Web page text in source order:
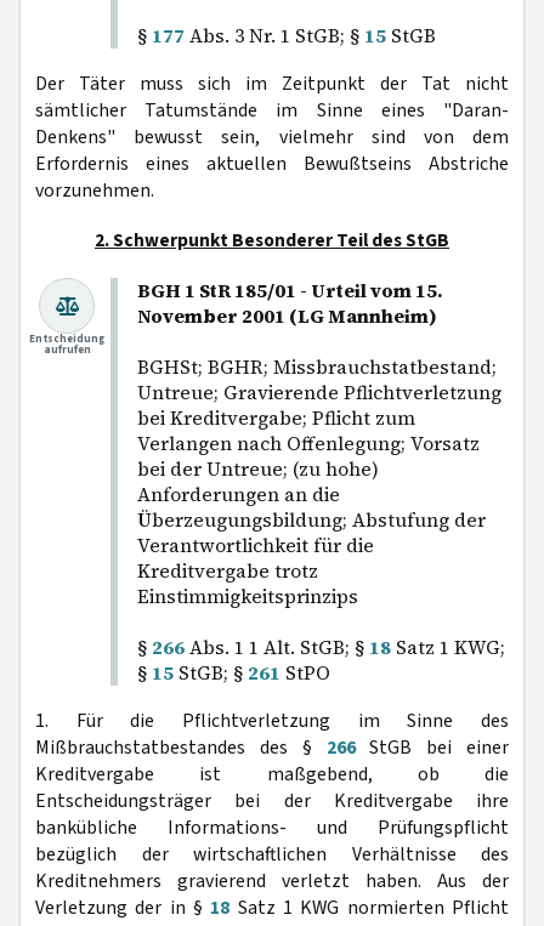
§ 177 Abs. 3 Nr. 1 StGB; § 15 StGB
Der Täter muss sich im Zeitpunkt der Tat nicht
sämtlicher Tatumstände im Sinne eines "Daran-
Denkens" bewusst sein, vielmehr sind von dem
Erfordernis eines aktuellen Bewußtseins Abstriche
vorzunehmen.
2. Schwerpunkt Besonderer Teil des StGB
BGH 1 StR 185/01 - Urteil vom 15.
November 2001 (LG Mannheim)
BGHSt; BGHR; Missbrauchstatbestand;
Untreue; Gravierende Pflichtverletzung
bei Kreditvergabe; Pflicht zum
Verlangen nach Offenlegung; Vorsatz
bei der Untreue; (zu hohe)
Anforderungen an die
Überzeugungsbildung; Abstufung der
Verantwortlichkeit für die
Kreditvergabe trotz
Einstimmigkeitsprinzips
§ 266Abs. 1 1 Alt. StGB; § 18 Satz 1 KWG;
§ 15 StGB; § 261 StPO
Entscheidung
aufrufen
1. Für die Pflichtverletzung im Sinne des
Mißbrauchstatbestandes des § 266StGB bei einer
Kreditvergabe ist maßgebend, ob die
Entscheidungsträger bei der Kreditvergabe ihre
bankübliche Informations- und Prüfungspflicht
bezüglich der wirtschaftlichen Verhältnisse des
Kreditnehmers gravierend verletzt haben. Aus der
Verletzung der in § 18 Satz 1 KWG normierten Pflicht